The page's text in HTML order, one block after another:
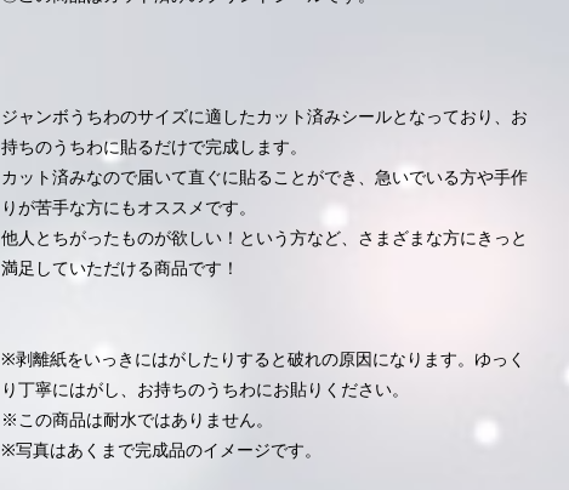
ジャンボうちわのサイズに適したカット済みシールとなっており、お
持ちのうちわに貼るだけで完成します。
カット済みなので届いて直ぐに貼ることができ、急いでいる方や手作
りが苦手な方にもオススメです。
他人とちがったものが欲しい！という方など、さまざまな方にきっと
満足していただける商品です！
※剥離紙をいっきにはがしたりすると破れの原因になります。ゆっく
り丁寧にはがし、お持ちのうちわにお貼りください。
※この商品は耐水ではありません。
※写真はあくまで完成品のイメージです。